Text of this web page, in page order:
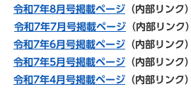
令和7年8月号掲載ページ （内部リンク）
令和7年7月号掲載ページ （内部リンク）
令和7年6月号掲載ページ （内部リンク）
令和7年5月号掲載ページ （内部リンク）
令和7年4月号掲載ページ （内部リンク）